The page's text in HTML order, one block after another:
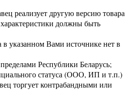
реализует другую версию товара
должны быть
в указанном Вами источнике нет в
Республики Беларусь;
статуса (ООО, ИП и т.п.)
торгует контрабандными или